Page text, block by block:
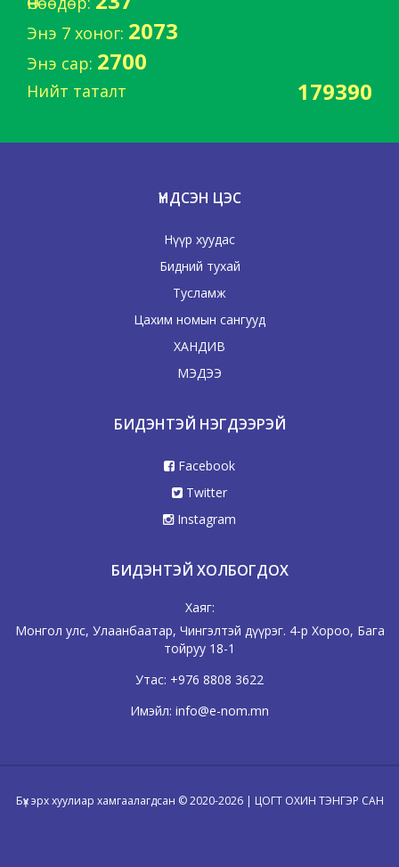
Энэ 7 хоног: 2073
Энэ сар: 2700
Нийт таталт 179390
ҮНДСЭН ЦЭС
Нүүр хуудас
Бидний тухай
Тусламж
Цахим номын сангууд
ХАНДИВ
МЭДЭЭ
БИДЭНТЭЙ НЭГДЭЭРЭЙ
Facebook
Twitter
Instagram
БИДЭНТЭЙ ХОЛБОГДОХ
Хаяг:
Монгол улс, Улаанбаатар, Чингэлтэй дүүрэг. 4-р Хороо, Бага
тойруу 18-1
Утас: +976 8808 3622
Имэйл: info@e-nom.mn
Бүх эрх хуулиар хамгаалагдсан © 2020-2026 | ЦОГТ ОХИН ТЭНГЭР САН